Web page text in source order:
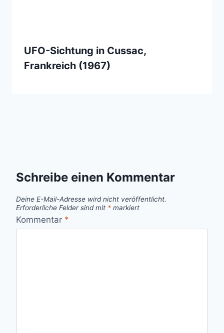
UFO-Sichtung in Cussac,
Frankreich (1967)
Schreibe einen Kommentar
Deine E-Mail-Adresse wird nicht veröffentlicht.
Erforderliche Felder sind mit * markiert
Kommentar *